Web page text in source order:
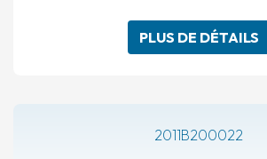
PLUS DE DÉTAILS
2011B200022